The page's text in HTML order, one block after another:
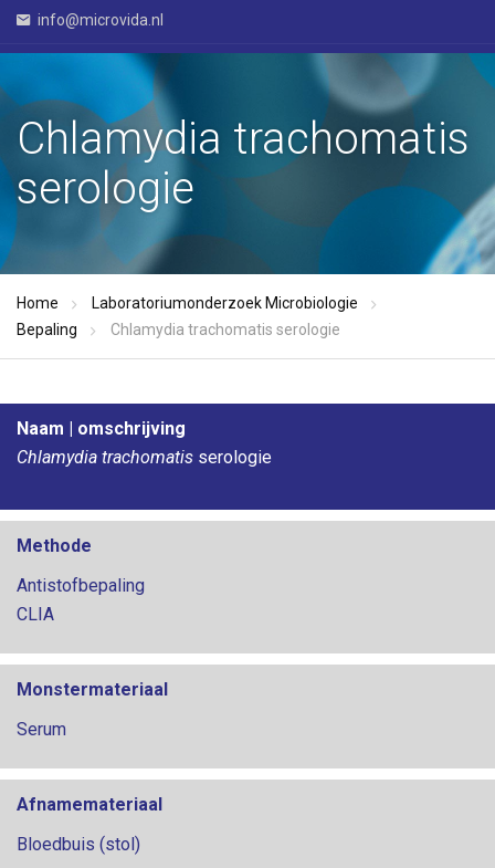
info@microvida.nl
Chlamydia trachomatis
serologie
Home
Laboratoriumonderzoek Microbiologie
Bepaling
Chlamydia trachomatis serologie
Naam | omschrijving
Chlamydia trachomatis serologie
Methode
Antistofbepaling
CLIA
Monstermateriaal
Serum
Afnamemateriaal
Bloedbuis (stol)